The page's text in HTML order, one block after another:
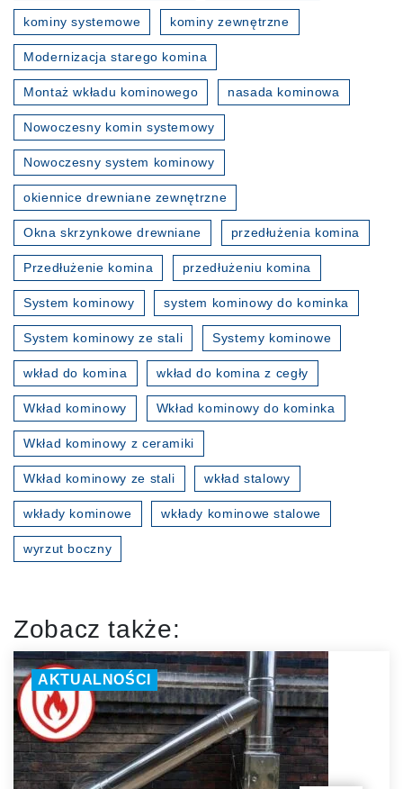
kominy systemowe kominy zewnętrzne
Modernizacja starego komina
Montaż wkładu kominowego nasada kominowa
Nowoczesny komin systemowy
Nowoczesny system kominowy
okiennice drewniane zewnętrzne
Okna skrzynkowe drewniane przedłużenia komina
Przedłużenie komina przedłużeniu komina
System kominowy system kominowy do kominka
System kominowy ze stali Systemy kominowe
wkład do komina wkład do komina z cegły
Wkład kominowy Wkład kominowy do kominka
Wkład kominowy z ceramiki
Wkład kominowy ze stali wkład stalowy
wkłady kominowe wkłady kominowe stalowe
wyrzut boczny
Zobacz także:
AKTUALNOŚCI